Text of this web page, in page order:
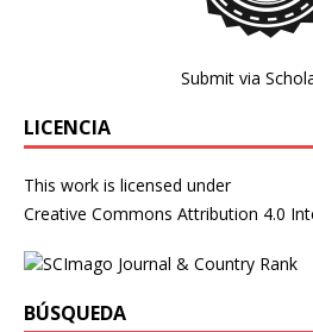
Submit via
LICENCIA
This work is licensed under
Creative Commons Attribution 4.0
BÚSQUEDA